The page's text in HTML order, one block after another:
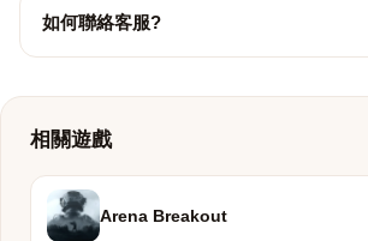
如何聯絡客服?
相關遊戲
Arena Breakout